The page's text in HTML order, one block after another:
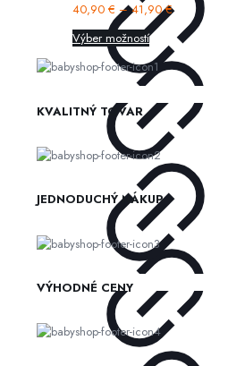
40,90 € –41,90€
Výber možností
KVALITNÝ TOVAR
JEDNODUCHÝ NÁKUP
VÝHODNÉ CENY